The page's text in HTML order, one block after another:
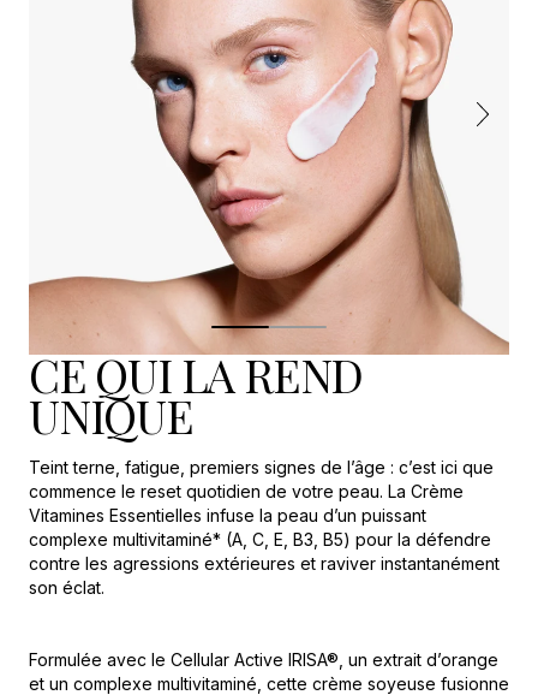
tétraisopalmitate,
CE QUI LA REND
UNIQUE
Teint terne, fatigue, premiers signes de l’âge : c’est ici que
commence le reset quotidien de votre peau. La Crème
Vitamines Essentielles infuse la peau d’un puissant
complexe multivitaminé* (A, C, E, B3, B5) pour la défendre
contre les agressions extérieures et raviver instantanément
son éclat.
Formulée avec le Cellular Active IRISA®, un extrait d’orange
et un complexe multivitaminé, cette crème soyeuse fusionne